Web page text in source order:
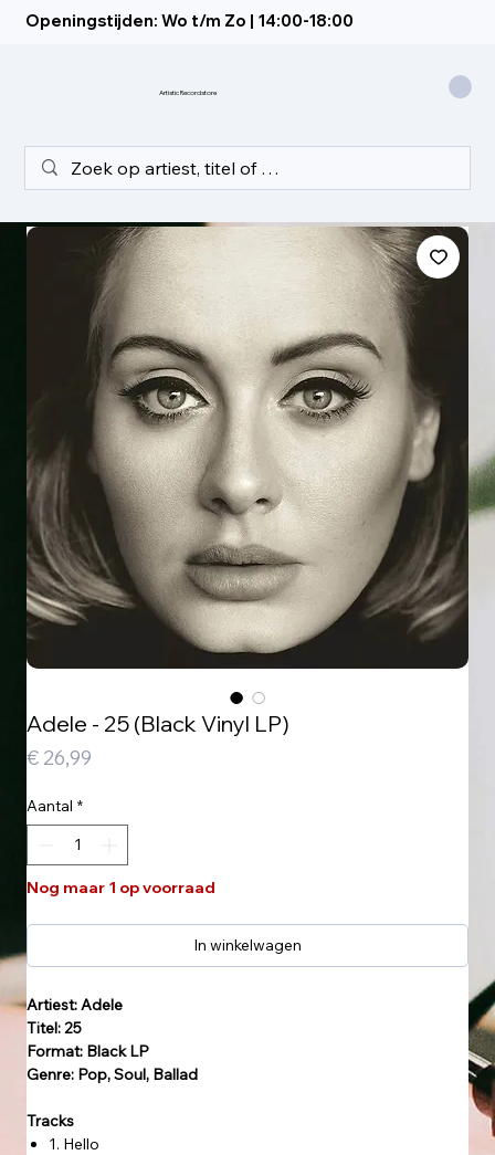
Openingstijden: Wo t/m Zo | 14:00-18:00
Artistic Recordstore
Adele - 25 (Black Vinyl LP)
€ 26,99
Aantal *
Nog maar 1 op voorraad
In winkelwagen
Artiest:Adele
Titel:25
Format: Black LP
Genre: Pop, Soul, Ballad
Tracks
1. Hello